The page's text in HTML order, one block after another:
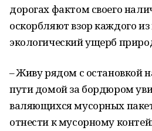
дорогах фактом своего
оскорбляют взор каждого из
экологический ущерб
– Живу рядом с остановкой
пути домой за бордюром
валяющихся мусорных
отнести к мусорному